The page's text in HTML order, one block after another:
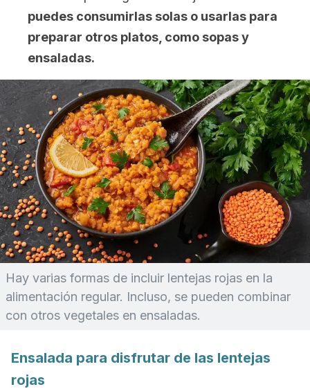
puedes consumirlas solas o usarlas para
preparar otros platos, como sopas y
ensaladas.
Hay varias formas de incluir lentejas rojas en la
alimentación regular. Incluso, se pueden combinar
con otros vegetales en ensaladas.
Ensalada para disfrutar de las lentejas
rojas